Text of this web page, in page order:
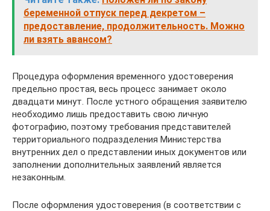
беременной отпуск перед декретом –
предоставление, продолжительность. Можно
ли взять авансом?
Процедура оформления временного удостоверения
предельно простая, весь процесс занимает около
двадцати минут. После устного обращения заявителю
необходимо лишь предоставить свою личную
фотографию, поэтому требования представителей
территориального подразделения Министерства
внутренних дел о представлении иных документов или
заполнении дополнительных заявлений является
незаконным.
После оформления удостоверения (в соответствии с